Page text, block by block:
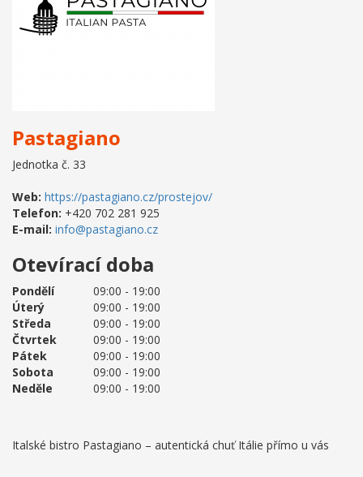
Pastagiano
Jednotka č. 33
Web: https://pastagiano.cz/prostejov/
Telefon: +420 702 281 925
E-mail: info@pastagiano.cz
Otevírací doba
Pondělí
09:00 - 19:00
Úterý
09:00 - 19:00
Středa
09:00 - 19:00
Čtvrtek
09:00 - 19:00
Pátek
09:00 - 19:00
Sobota
09:00 - 19:00
Neděle
09:00 - 19:00
Italské bistro Pastagiano – autentická chuť Itálie přímo u vás